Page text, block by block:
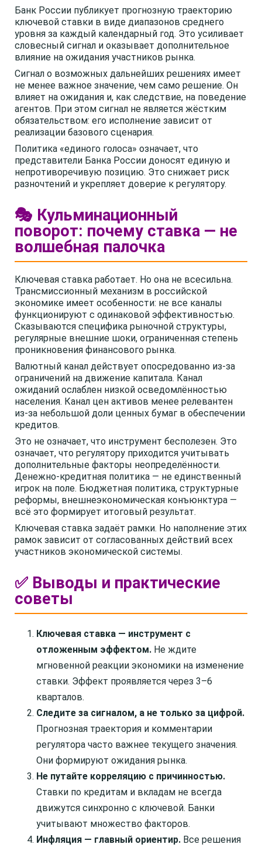
Банк России публикует прогнозную траекторию
ключевой ставки в виде диапазонов среднего
уровня за каждый календарный год. Это усиливает
словесный сигнал и оказывает дополнительное
влияние на ожидания участников рынка.
Сигнал о возможных дальнейших решениях имеет
не менее важное значение, чем само решение. Он
влияет на ожидания и, как следствие, на поведение
агентов. При этом сигнал не является жёстким
обязательством: его исполнение зависит от
реализации базового сценария.
Политика «единого голоса» означает, что
представители Банка России доносят единую и
непротиворечивую позицию. Это снижает риск
разночтений и укрепляет доверие к регулятору.
🎭 Кульминационный
поворот: почему ставка — не
волшебная палочка
Ключевая ставка работает. Но она не всесильна.
Трансмиссионный механизм в российской
экономике имеет особенности: не все каналы
функционируют с одинаковой эффективностью.
Сказываются специфика рыночной структуры,
регулярные внешние шоки, ограниченная степень
проникновения финансового рынка.
Валютный канал действует опосредованно из-за
ограничений на движение капитала. Канал
ожиданий ослаблен низкой осведомлённостью
населения. Канал цен активов менее релевантен
из-за небольшой доли ценных бумаг в обеспечении
кредитов.
Это не означает, что инструмент бесполезен. Это
означает, что регулятору приходится учитывать
дополнительные факторы неопределённости.
Денежно-кредитная политика — не единственный
игрок на поле. Бюджетная политика, структурные
реформы, внешнеэкономическая конъюнктура —
всё это формирует итоговый результат.
Ключевая ставка задаёт рамки. Но наполнение этих
рамок зависит от согласованных действий всех
участников экономической системы.
✅ Выводы и практические
советы
Ключевая ставка — инструмент с
отложенным эффектом. Не ждите
мгновенной реакции экономики на изменение
ставки. Эффект проявляется через 3–6
кварталов.
Следите за сигналом, а не только за цифрой.
Прогнозная траектория и комментарии
регулятора часто важнее текущего значения.
Они формируют ожидания рынка.
Не путайте корреляцию с причинностью.
Ставки по кредитам и вкладам не всегда
движутся синхронно с ключевой. Банки
учитывают множество факторов.
Инфляция — главный ориентир. Все решения